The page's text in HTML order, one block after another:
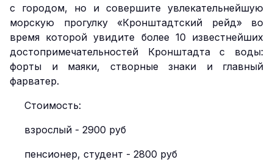
с городом, но и совершите увлекательнейшую
морскую прогулку «Кронштадтский рейд» во
время которой увидите более 10 известнейших
достопримечательностей Кронштадта с воды:
форты и маяки, створные знаки и главный
фарватер.
Стоимость:
взрослый - 2900 руб
пенсионер, студент - 2800 руб